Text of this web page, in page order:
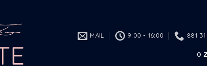
MAIL 9:00 - 16:00 881
0